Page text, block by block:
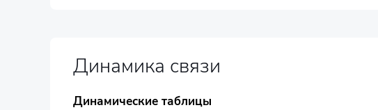
Динамика связи
Динамические таблицы